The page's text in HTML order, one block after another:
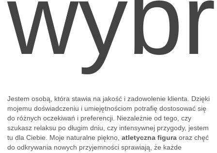
Jestem osobą, która stawia na jakość i zadowolenie klienta. Dzięki
mojemu doświadczeniu i umiejętnościom potrafię dostosować się
do różnych oczekiwań i preferencji. Niezależnie od tego, czy
szukasz relaksu po długim dniu, czy intensywnej przygody, jestem
tu dla Ciebie. Moje naturalne piękno, atletyczna figura oraz chęć
do odkrywania nowych przyjemności sprawiają, że każde